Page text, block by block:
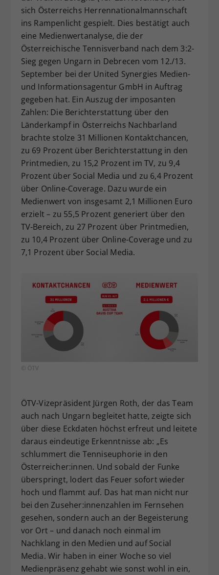
sich Österreichs Herrennationalmannschaft
ins Rampenlicht gespielt. Dies bestätigt auch
eine Medienwertanalyse, die der
Österreichische Tennisverband nach dem 3:2-
Sieg gegen Ungarn in Debrecen vom 12./13.
September bei der United Synergies Medien-
und Informationsagentur GmbH in Auftrag
gegeben hat. Ein Auszug der imposanten
Zahlen: Die Berichterstattung über den
Länderkampf in Österreichs Nachbarland
brachte stolze 31 Millionen Kontaktchancen,
zu 69 Prozent über Berichterstattung in den
Printmedien, zu 15,2 Prozent im TV, zu 9,4
Prozent über Social Media und zu 6,4 Prozent
über Online-Coverage. Dazu wurde ein
Medienwert von insgesamt 2,1 Millionen Euro
erzielt – zu 55,5 Prozent generiert über den
TV-Bereich, zu 27 Prozent über Printmedien,
zu 10,4 Prozent über Online-Coverage und zu
7,1 Prozent über Social Media.
© ÖTV
ÖTV-Vizepräsident Jürgen Roth, der das Team
auch nach Ungarn begleitet hatte, zeigte sich
über diese Eckdaten höchst erfreut und leitete
daraus eindeutige Erkenntnisse ab: „Es
schlummert die Tenniseuphorie in den
Österreicher:innen. Und sobald der Funke
überspringt, lodert das Feuer sofort wieder
hoch und flammt auf. Das hat man nicht nur
bei den Zuseher:innenzahlen im Fernsehen
gesehen, sondern auch an der Begeisterung
vor Ort – und danach noch einmal im
Nachklang in den Medien und auf Social
Media. Wir haben in einer Woche so viel
Medienpräsenz gehabt wie sonst wohl in ein,
Zweck
Dieser Wert speichert Ihre Consent-
Einstellungen. Unter anderem eine
zufällig generierte ID, für die
historische Speicherung Ihrer
Webseiten-Betreiber dies eingestellt
hat.